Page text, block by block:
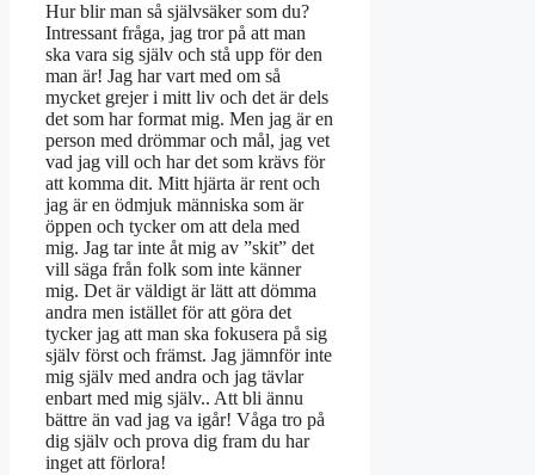
Hur blir man så självsäker som du?
Intressant fråga, jag tror på att man
ska vara sig själv och stå upp för den
man är! Jag har vart med om så
mycket grejer i mitt liv och det är dels
det som har format mig. Men jag är en
person med drömmar och mål, jag vet
vad jag vill och har det som krävs för
att komma dit. Mitt hjärta är rent och
jag är en ödmjuk människa som är
öppen och tycker om att dela med
mig. Jag tar inte åt mig av ”skit” det
vill säga från folk som inte känner
mig. Det är väldigt är lätt att dömma
andra men istället för att göra det
tycker jag att man ska fokusera på sig
själv först och främst. Jag jämnför inte
mig själv med andra och jag tävlar
enbart med mig själv.. Att bli ännu
bättre än vad jag va igår! Våga tro på
dig själv och prova dig fram du har
inget att förlora!